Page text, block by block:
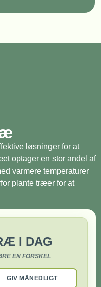
løsninger for at
optager en stor andel af
varmere temperaturer
plante træer for at
I DAG
EN FORSKEL
GIV MÅNEDLIGT